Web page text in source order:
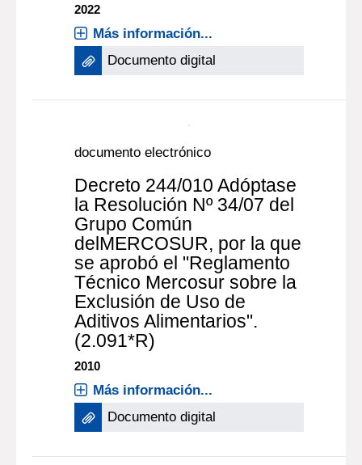
Decreto 241/022
Modificación de la
Nomenclatura Común del
Mercosur y su
correspondiente arancel
Documento digital
documento electrónico
Decreto 244/010 Adóptase
la Resolución Nº 34/07 del
Grupo Común
delMERCOSUR, por la que
se aprobó el "Reglamento
Técnico Mercosur sobre la
Exclusión de Uso de
Aditivos Alimentarios".